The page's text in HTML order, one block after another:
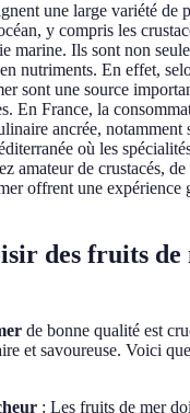
une large variété de
y compris les
marine. Ils sont non
nutriments. En effet,
sont une source
En France, la
ancrée, notamment
où les
amateur de crustacés,
offrent une expérience
des fruits de
de bonne qualité est
et savoureuse. Voici
: Les fruits de mer